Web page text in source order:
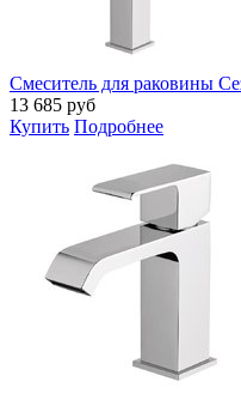
Смеситель для раковины
13 685 руб
Купить Подробнее